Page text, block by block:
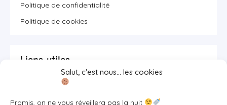
Salut, c’est nous… les cookies
Promis, on ne vous réveillera pas la nuit
Politique de confidentialité
Politique de cookies
Liens utiles
Se connecter/S'inscrire